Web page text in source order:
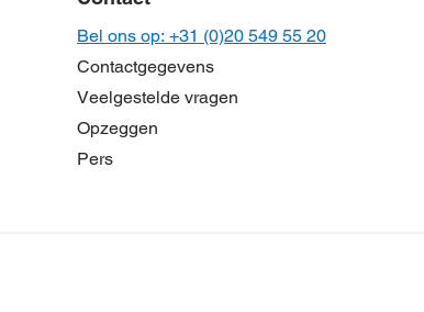
Bel ons op: +31 (0)20 549 55 20
Contactgegevens
Veelgestelde vragen
Opzeggen
Pers